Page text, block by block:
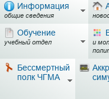
Информация
общие сведения
Обучение
учебный отдел
и
Бессмертный
полк ЧГМА